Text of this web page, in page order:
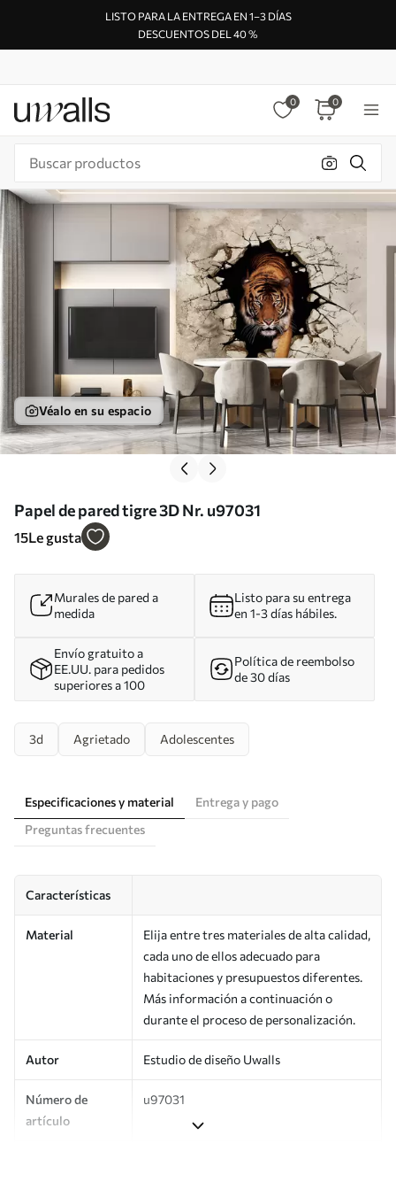
LISTO PARA LA ENTREGA EN 1–3 DÍAS
DESCUENTOS DEL 40 %
0 0
Véalo en su espacio
Papel de pared tigre 3D Nr. u97031
15Le gusta
Murales de pared a
medida
Listo para su entrega
en 1-3 días hábiles.
Envío gratuito a
EE.UU. para pedidos
superiores a 100
Política de reembolso
de 30 días
3d Agrietado Adolescentes
Especificaciones y material
Entrega y pago
Preguntas frecuentes
Características
Material
Elija entre tres materiales de alta calidad,
cada uno de ellos adecuado para
habitaciones y presupuestos diferentes.
Más información a continuación o
durante el proceso de personalización.
Autor Estudio de diseño Uwalls
Número de
artículo
u97031